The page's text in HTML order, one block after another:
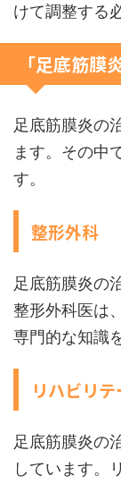
けて調整する
「足底筋膜
足底筋膜炎の
ます。その中
す。
整形外科
足底筋膜炎の
整形外科医は
専門的な知識
リハビリ
足底筋膜炎の
しています。